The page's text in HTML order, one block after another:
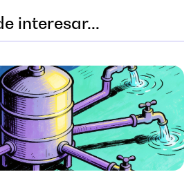
interesar...